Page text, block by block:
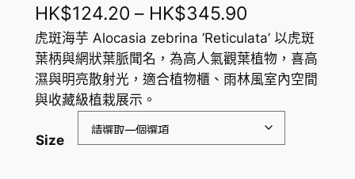
HK$124.20 – HK$345.90價
格
範
H
虎斑海芋 Alocasia zebrina ‘Reticulata’ 以虎斑
葉柄與網狀葉脈聞名，為高人氣觀葉植物，喜高
濕與明亮散射光，適合植物櫃、雨林風室內空間
與收藏級植栽展示。
Size